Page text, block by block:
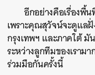
อีกอย่างคือเรื่องพื้
เพราะคุณสุวัจน์จะดูแล
กรุงเทพฯ และภาคใต้
ระหว่างลูกทีมของเราม
ร่วมมือกันครั้งนี้